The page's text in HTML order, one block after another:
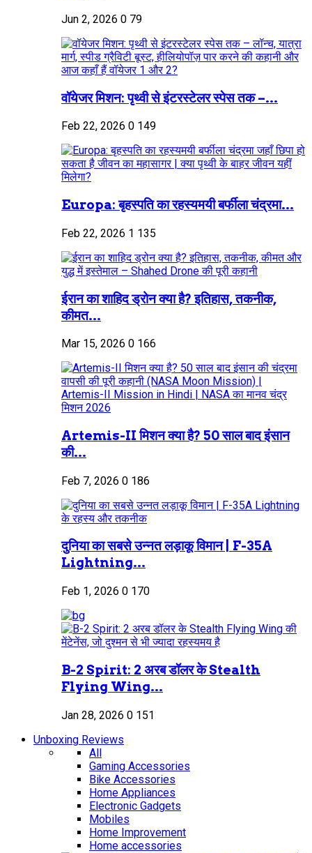
Jun 2, 2026 0 79
वॉयेजर मिशन: पृथ्वी से इंटरस्टेलर स्पेस तक –...
Feb 22, 2026 0 149
Europa: बृहस्पति का रहस्यमयी बर्फीला चंद्रमा...
Feb 22, 2026 1 135
ईरान का शाहिद ड्रोन क्या है? इतिहास, तकनीक,
कीमत...
Mar 15, 2026 0 166
Artemis-II मिशन क्या है? 50 साल बाद इंसान
की...
Feb 7, 2026 0 186
दुनिया का सबसे उन्नत लड़ाकू विमान | F-35A
Lightning...
Feb 1, 2026 0 170
B-2 Spirit: 2 अरब डॉलर के Stealth
Flying Wing...
Jan 28, 2026 0 151
Unboxing Reviews
All
Gaming Accessories
Bike Accessories
Home Appliances
Electronic Gadgets
Mobiles
Home Improvement
Home accessories